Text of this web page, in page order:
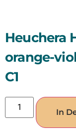
Heuchera
orange-
C1
In